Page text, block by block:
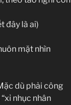
đây là ai)
mặt nhìn
dù phải công
nhục nhân